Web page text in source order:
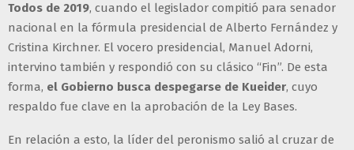
Todos de 2019, cuando el legislador compitió para senador
nacional en la fórmula presidencial de Alberto Fernández y
Cristina Kirchner. El vocero presidencial, Manuel Adorni,
intervino también y respondió con su clásico “Fin”. De esta
forma, el Gobierno busca despegarse de Kueider, cuyo
respaldo fue clave en la aprobación de la Ley Bases.
En relación a esto, la líder del peronismo salió al cruzar de